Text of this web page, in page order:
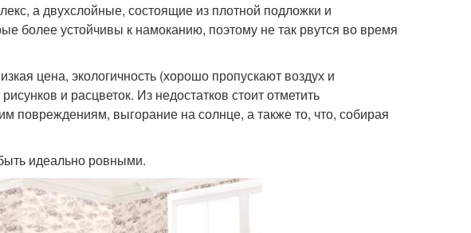
а двухслойные, состоящие из плотной подложки и
более устойчивы к намоканию, поэтому не так рвутся во время
цена, экологичность (хорошо пропускают воздух и
и расцветок. Из недостатков стоит отметить
повреждениям, выгорание на солнце, а также то, что, собирая
идеально ровными.